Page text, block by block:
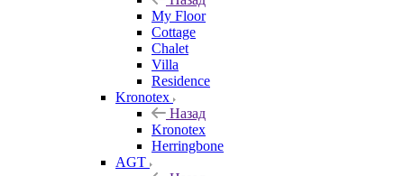
My Floor
Cottage
Chalet
Villa
Residence
Kronotex
Назад
Kronotex
Herringbone
AGT